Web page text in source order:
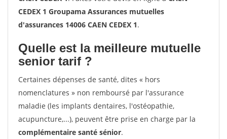
CEDEX 1 Groupama Assurances mutuelles
d'assurances 14006 CAEN CEDEX 1.
Quelle est la meilleure mutuelle
senior tarif ?
Certaines dépenses de santé, dites « hors
nomenclatures » non remboursé par l'assurance
maladie (les implants dentaires, l'ostéopathie,
acupuncture,...), peuvent être prise en charge par la
complémentaire santé sénior.